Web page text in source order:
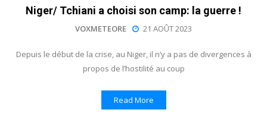
Niger/ Tchiani a choisi son camp: la guerre !
VOXMETEORE 21 AOÛT 2023
Depuis le début de la crise, au Niger, il n’y a pas de divergences à
propos de l’hostilité au coup
Read More